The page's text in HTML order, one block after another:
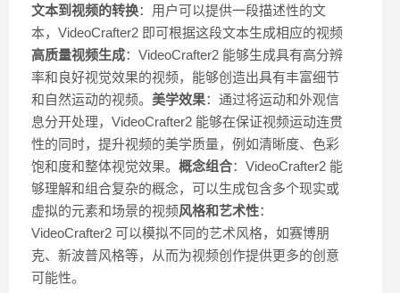
文本到视频的转换：用户可以提供一段描述性的文
本，VideoCrafter2 即可根据这段文本生成相应的视频
高质量视频生成：VideoCrafter2 能够生成具有高分辨
率和良好视觉效果的视频，能够创造出具有丰富细节
和自然运动的视频。 美学效果：通过将运动和外观信
息分开处理，VideoCrafter2 能够在保证视频运动连贯
性的同时，提升视频的美学质量，例如清晰度、色彩
饱和度和整体视觉效果。 概念组合：VideoCrafter2 能
够理解和组合复杂的概念，可以生成包含多个现实或
虚拟的元素和场景的视频风格和艺术性：
VideoCrafter2 可以模拟不同的艺术风格，如赛博朋
克、新波普风格等，从而为视频创作提供更多的创意
可能性。